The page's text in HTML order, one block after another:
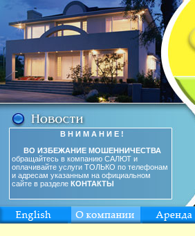
В Н И М А Н И Е !
ВО ИЗБЕЖАНИЕ МОШЕННИЧЕСТВА
обращайтесь в компанию САЛЮТ и
оплачивайте услуги ТОЛЬКО по телефонам
и адресам указанным на официальном
сайте в разделе КОНТАКТЫ